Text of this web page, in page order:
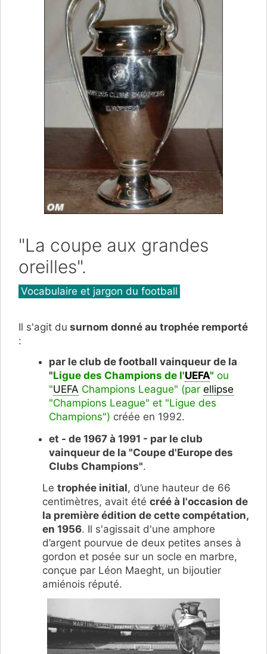
"La coupe aux grandes
oreilles".
Catégories
Vocabulaire et jargon du football
Il s'agit du surnom donné au trophée remporté
:
par le club de football vainqueur de la
"Ligue des Champions de l'UEFA" ou
"UEFA Champions League" (par ellipse
"Champions League" et "Ligue des
Champions") créée en 1992.
et - de 1967 à 1991 - par le club
vainqueur de la "Coupe d'Europe des
Clubs Champions".
Le trophée initial, d’une hauteur de 66
centimètres, avait été créé à l'occasion de
la première édition de cette compétation,
en 1956. Il s'agissait d'une amphore
d’argent pourvue de deux petites anses à
gordon et posée sur un socle en marbre,
conçue par Léon Maeght, un bijoutier
amiénois réputé.